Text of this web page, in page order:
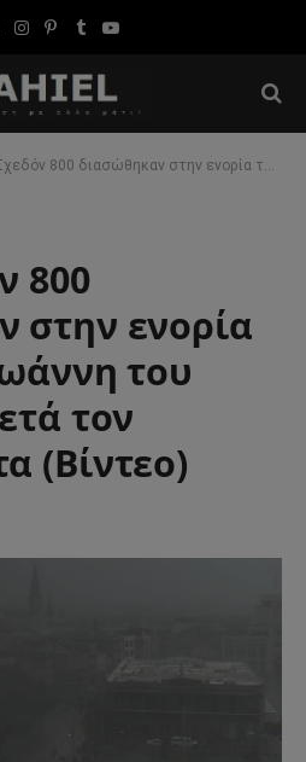
Instagram
Pinterest
TumblrYouTube
διασώθηκαν στην ενορία του Αγίου Ιωάννη του Βαπτιστή μετά τον τυφώνα Ίντα (Βίντεο)
800
στην ενορία
του
τον
(Βίντεο)